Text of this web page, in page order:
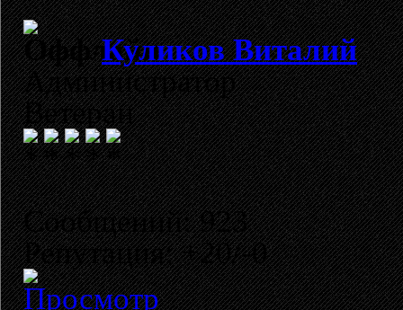
Куликов Виталий
Администратор
Ветеран
Сообщений: 923
Репутация: +20/-0